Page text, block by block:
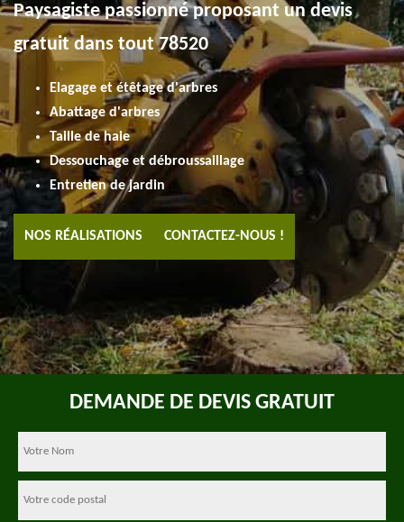
Paysagiste passionné proposant un devis
gratuit dans tout 78520
Elagage et étêtage d'arbres
Abattage d'arbres
Taille de haie
Dessouchage et débroussaillage
Entretien de jardin
NOS RÉALISATIONS CONTACTEZ-NOUS !
DEMANDE DE DEVIS GRATUIT